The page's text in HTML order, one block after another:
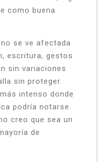
como buena
se ve afectada
escritura, gestos
sin variaciones
sin proteger.
intenso donde
podría notarse
creo que sea un
de